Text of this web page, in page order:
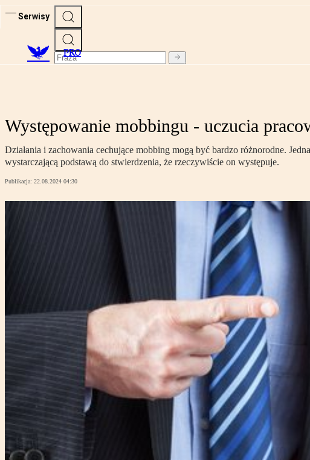
Serwisy
PRO
Występowanie mobbingu - uczucia
Działania i zachowania cechujące mobbing mogą być bardzo różnorodne.
wystarczającą podstawą do stwierdzenia, że rzeczywiście on występuje.
Publikacja: 22.08.2024 04:30